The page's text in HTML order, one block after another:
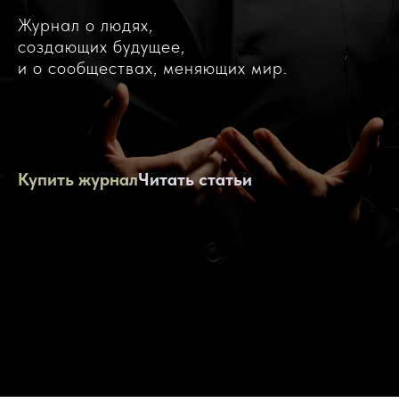
Журнал о людях,
создающих будущее,
и о сообществах, меняющих мир.
Купить журналЧитать статьи